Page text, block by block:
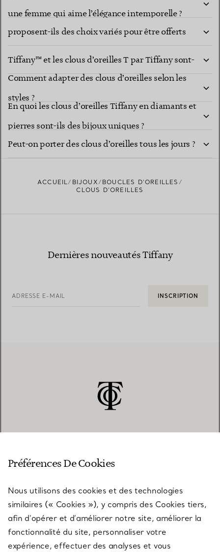
une femme qui aime l’élégance intemporelle ?
Les clous d’oreilles Tiffany & Co. ornés de pierres
proposent-ils des choix variés pour être offerts
En quoi les clous d’oreilles cœur Return to
Tiffany™ et les clous d’oreilles T par Tiffany sont-
ils des cadeaux uniques ?
Comment adapter des clous d’oreilles selon les
styles ?
En quoi les clous d’oreilles Tiffany en diamants et
pierres sont-ils des bijoux uniques ?
Peut-on porter des clous d’oreilles tous les jours ?
ACCUEIL BIJOUX
BOUCLES D’OREILLES
CLOUS D’OREILLES
Dernières nouveautés Tiffany
ADRESSE E-MAIL INSCRIPTION
SERVICES
À PROPOS
Préférences De Cookies
Nous utilisons des cookies et des technologies
similaires (« Cookies »), y compris des Cookies tiers,
afin d’opérer et d’améliorer notre site, améliorer la
fonctionnalité du site, personnaliser votre
expérience, effectuer des analyses et vous